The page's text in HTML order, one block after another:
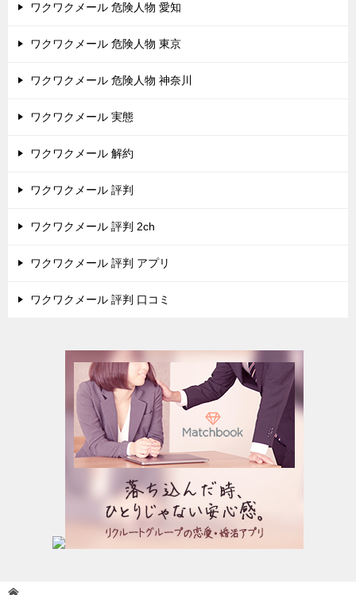
ワクワクメール 危険人物 愛知
ワクワクメール 危険人物 東京
ワクワクメール 危険人物 神奈川
ワクワクメール 実態
ワクワクメール 解約
ワクワクメール 評判
ワクワクメール 評判 2ch
ワクワクメール 評判 アプリ
ワクワクメール 評判 口コミ